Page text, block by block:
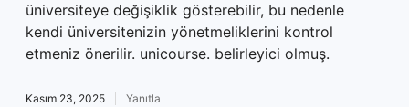
üniversiteye değişiklik gösterebilir, bu nedenle
kendi üniversitenizin yönetmeliklerini kontrol
etmeniz önerilir. unicourse. belirleyici olmuş.
Kasım 23, 2025 Yanıtla